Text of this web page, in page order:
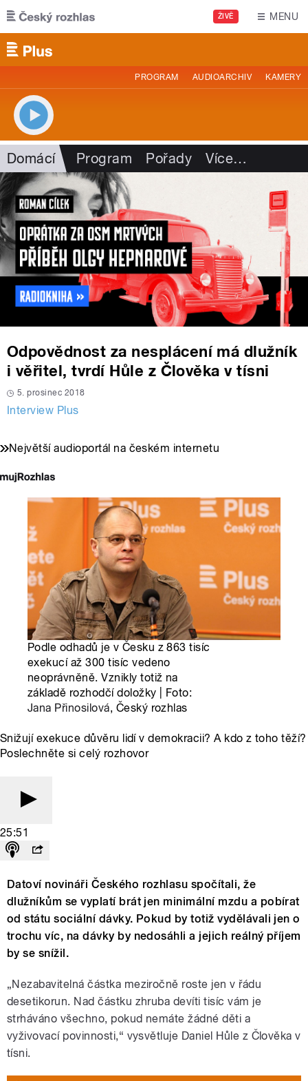
Přejít k hlavnímu obsahu
ŽIVĚ MENU
PROGRAM AUDIOARCHIV KAMERY
Domácí Program Pořady Více…
Odpovědnost za nesplácení má dlužník
i věřitel, tvrdí Hůle z Člověka v tísni
5. prosinec 2018
Interview Plus
Největší audioportál na českém internetu
Podle odhadů je v Česku z 863 tisíc
exekucí až 300 tisíc vedeno
neoprávněně. Vznikly totiž na
základě rozhodčí doložky | Foto:
Jana Přinosilová, Český rozhlas
Snižují exekuce důvěru lidí v demokracii? A kdo z toho těží?
Poslechněte si celý rozhovor
25:51
Datoví novináři Českého rozhlasu spočítali, že
dlužníkům se vyplatí brát jen minimální mzdu a pobírat
od státu sociální dávky. Pokud by totiž vydělávali jen o
trochu víc, na dávky by nedosáhli a jejich reálný příjem
by se snížil.
„Nezabavitelná částka meziročně roste jen v řádu
desetikorun. Nad částku zhruba devíti tisíc vám je
strháváno všechno, pokud nemáte žádné děti a
vyživovací povinnosti,“ vysvětluje Daniel Hůle z Člověka v
tísni.